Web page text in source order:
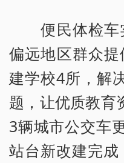
便民体检车
偏远地区群众
建学校4所，解
题，让优质教育
3辆城市公交车
站台新改建完